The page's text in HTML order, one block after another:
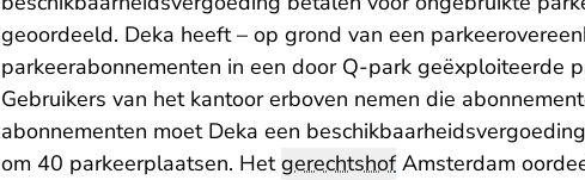
geoordeeld. Deka heeft – op grond van een
parkeerabonnementen in een door Q-park geëxploiteerde
Gebruikers van het kantoor erboven nemen die
abonnementen moet Deka een
om 40 parkeerplaatsen. HetgerechtshofAmsterdam